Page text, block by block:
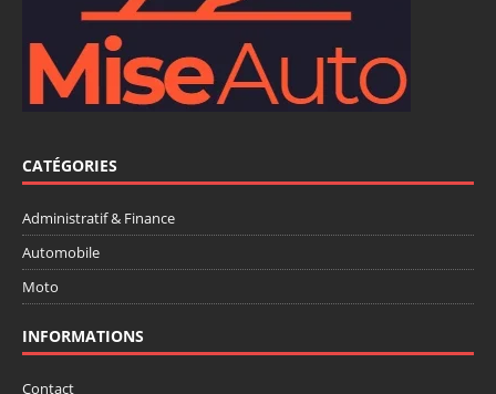
CATÉGORIES
Administratif & Finance
Automobile
Moto
INFORMATIONS
Contact